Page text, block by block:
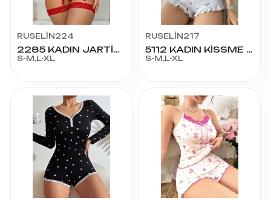
RUSELİN224
2285 KADIN JARTİYER FANTAZİ KOSTÜM
S-M,L-XL
RUSELİN217
5112 KADIN KİSSME ŞORT
S-M,L-XL